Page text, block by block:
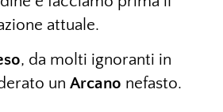
attuale.
, da molti ignoranti in
un Arcano nefasto.